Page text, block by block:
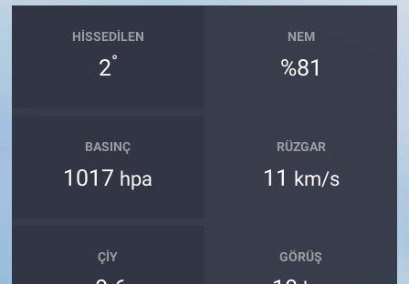
HISSEDILEN
2°
NEM
%81
BASINÇ
1017 hpa
RÜZGAR
11 km/s
ÇIY GÖRÜŞ